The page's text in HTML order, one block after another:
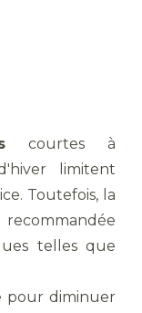
courtes à
limitent
Toutefois, la
telles que
pour diminuer